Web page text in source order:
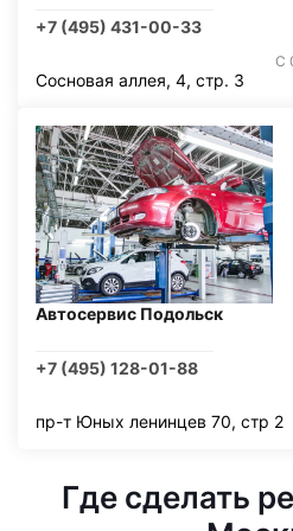
+7 (495) 431-00-33
С
Сосновая аллея, 4, стр. 3
Автосервис Подольск
+7 (495) 128-01-88
пр-т Юных ленинцев 70, стр 2
Где сделать